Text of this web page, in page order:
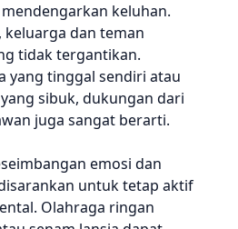
keluhan.
keluarga dan teman
tidak tergantikan.
yang tinggal sendiri atau
sibuk, dukungan dari
juga sangat berarti.
emosi dan
untuk tetap aktif
Olahraga ringan